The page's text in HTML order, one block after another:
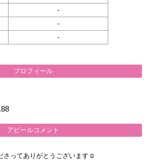
-
-
-
プロフィール
アピールコメント
さってありがとうございます☺️